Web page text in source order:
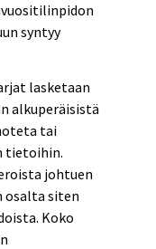
syntyy
lasketaan
alkuperäisistä
tai
tietoihin.
johtuen
osalta siten
Koko